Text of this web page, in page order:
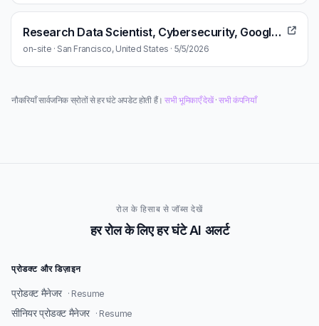
Research Data Scientist, Cybersecurity, Google Cloud
on-site · San Francisco, United States · 5/5/2026
नौकरियाँ सार्वजनिक स्रोतों से हर घंटे अपडेट होती हैं।सभी भूमिकाएँ देखें·सभी कंपनियाँ
रोल के हिसाब से जॉब्स देखें
हर रोल के लिए हर घंटे AI अलर्ट
प्रोडक्ट और डिज़ाइन
प्रोडक्ट मैनेजर · Resume
सीनियर प्रोडक्ट मैनेजर · Resume